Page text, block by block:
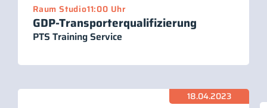
Raum Studio11:00 Uhr
GDP-Transporterqualifizierung
PTS Training Service
18.04.2023